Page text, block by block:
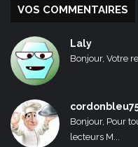
VOS COMMENTAIRES
Laly
Bonjour, Votre
Bonjour, Pour
lecteurs M...